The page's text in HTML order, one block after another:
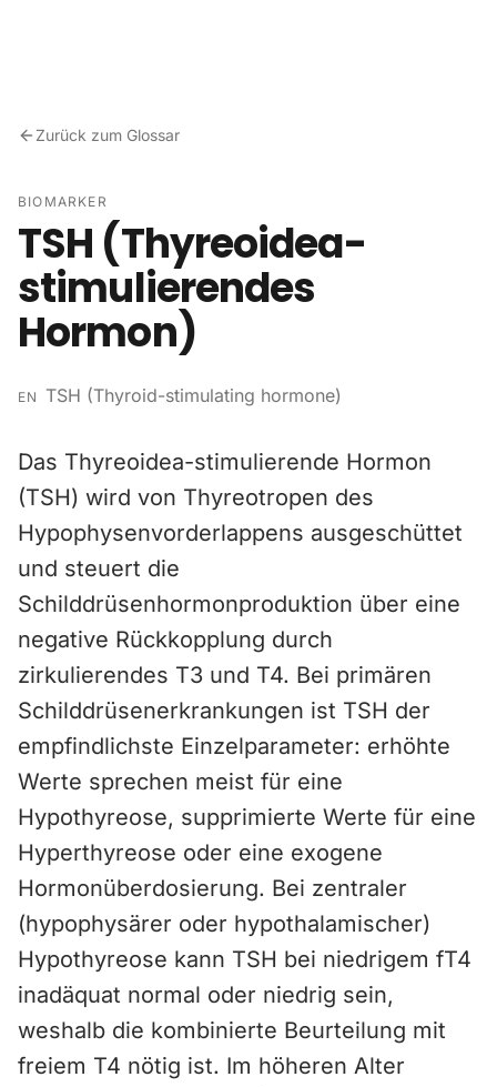
Zurück zum Glossar
BIOMARKER
TSH (Thyreoidea-
stimulierendes
Hormon)
EN TSH (Thyroid-stimulating hormone)
Das Thyreoidea-stimulierende Hormon
(TSH) wird von Thyreotropen des
Hypophysenvorderlappens ausgeschüttet
und steuert die
Schilddrüsenhormonproduktion über eine
negative Rückkopplung durch
zirkulierendes T3 und T4. Bei primären
Schilddrüsenerkrankungen ist TSH der
empfindlichste Einzelparameter: erhöhte
Werte sprechen meist für eine
Hypothyreose, supprimierte Werte für eine
Hyperthyreose oder eine exogene
Hormonüberdosierung. Bei zentraler
(hypophysärer oder hypothalamischer)
Hypothyreose kann TSH bei niedrigem fT4
inadäquat normal oder niedrig sein,
weshalb die kombinierte Beurteilung mit
freiem T4 nötig ist. Im höheren Alter